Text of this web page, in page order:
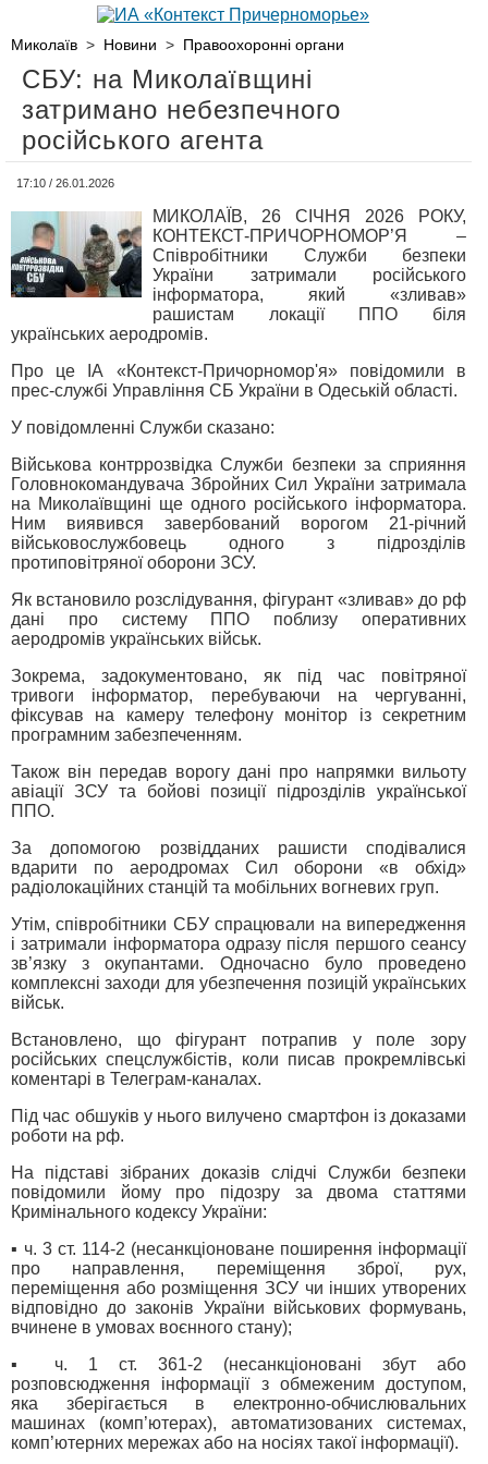
Миколаїв > Новини > Правоохоронні органи
СБУ: на Миколаївщині
затримано небезпечного
російського агента
17:10 / 26.01.2026
МИКОЛАЇВ, 26 СІЧНЯ 2026 РОКУ,
КОНТЕКСТ-ПРИЧОРНОМОР’Я –
Співробітники Служби безпеки
України затримали російського
інформатора, який «зливав»
рашистам локації ППО біля
українських аеродромів.
Про це ІА «Контекст-Причорномор'я» повідомили в
прес-службі Управління СБ України в Одеській області.
У повідомленні Служби сказано:
Військова контррозвідка Служби безпеки за сприяння
Головнокомандувача Збройних Сил України затримала
на Миколаївщині ще одного російського інформатора.
Ним виявився завербований ворогом 21-річний
військовослужбовець одного з підрозділів
протиповітряної оборони ЗСУ.
Як встановило розслідування, фігурант «зливав» до рф
дані про систему ППО поблизу оперативних
аеродромів українських військ.
Зокрема, задокументовано, як під час повітряної
тривоги інформатор, перебуваючи на чергуванні,
фіксував на камеру телефону монітор із секретним
програмним забезпеченням.
Також він передав ворогу дані про напрямки вильоту
авіації ЗСУ та бойові позиції підрозділів української
ППО.
За допомогою розвідданих рашисти сподівалися
вдарити по аеродромах Сил оборони «в обхід»
радіолокаційних станцій та мобільних вогневих груп.
Утім, співробітники СБУ спрацювали на випередження
і затримали інформатора одразу після першого сеансу
зв’язку з окупантами. Одночасно було проведено
комплексні заходи для убезпечення позицій українських
військ.
Встановлено, що фігурант потрапив у поле зору
російських спецслужбістів, коли писав прокремлівські
коментарі в Телеграм-каналах.
Під час обшуків у нього вилучено смартфон із доказами
роботи на рф.
На підставі зібраних доказів слідчі Служби безпеки
повідомили йому про підозру за двома статтями
Кримінального кодексу України:
▪️ ⁠ч. 3 ст. 114-2 (несанкціоноване поширення інформації
про направлення, переміщення зброї, рух,
переміщення або розміщення ЗСУ чи інших утворених
відповідно до законів України військових формувань,
вчинене в умовах воєнного стану);
▪️ ⁠ч. 1 ст. 361-2 (несанкціоновані збут або
розповсюдження інформації з обмеженим доступом,
яка зберігається в електронно-обчислювальних
машинах (комп’ютерах), автоматизованих системах,
комп’ютерних мережах або на носіях такої інформації).